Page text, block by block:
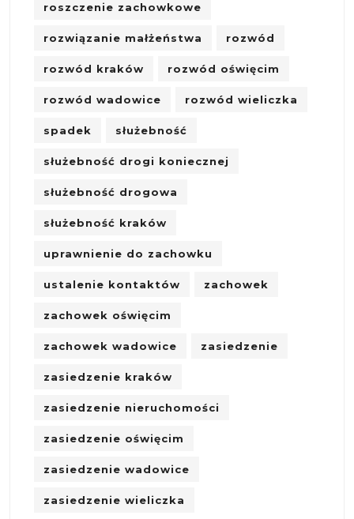
roszczenie zachowkowe
rozwiązanie małżeństwa rozwód
rozwód kraków rozwód oświęcim
rozwód wadowice rozwód wieliczka
spadek służebność
służebność drogi koniecznej
służebność drogowa
służebność kraków
uprawnienie do zachowku
ustalenie kontaktów zachowek
zachowek oświęcim
zachowek wadowice zasiedzenie
zasiedzenie kraków
zasiedzenie nieruchomości
zasiedzenie oświęcim
zasiedzenie wadowice
zasiedzenie wieliczka